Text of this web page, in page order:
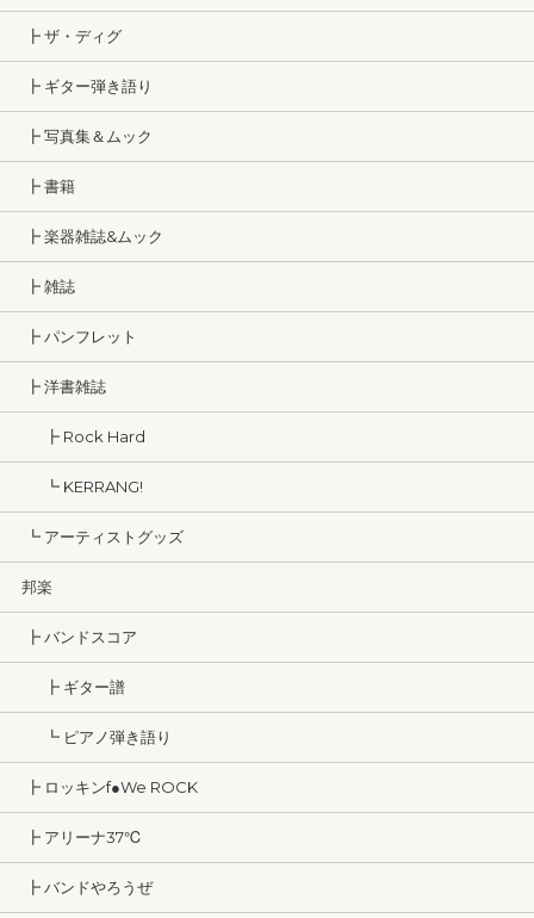
┣ ザ・ディグ
┣ ギター弾き語り
┣ 写真集＆ムック
┣ 書籍
┣ 楽器雑誌&ムック
┣ 雑誌
┣ パンフレット
┣ 洋書雑誌
┣ Rock Hard
┗ KERRANG!
┗ アーティストグッズ
邦楽
┣ バンドスコア
┣ ギター譜
┗ ピアノ弾き語り
┣ ロッキンf●We ROCK
┣ アリーナ37℃
┣ バンドやろうぜ